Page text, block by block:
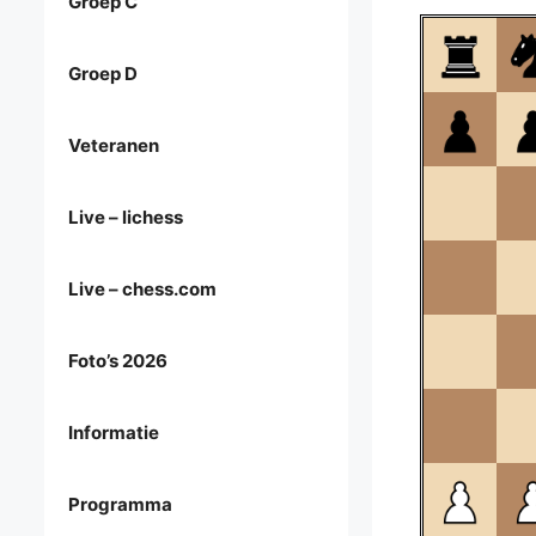
Groep D
Veteranen
Live – lichess
Live – chess.com
Foto’s 2026
Informatie
Programma